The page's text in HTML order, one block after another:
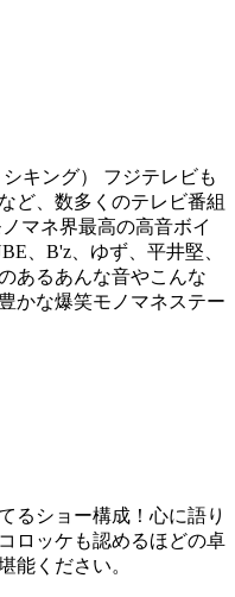
キング） フジテレビも
ど、数多くのテレビ番組
マネ界最高の高音ボイ
、B'z、ゆず、平井堅、
あるあんな音やこんな
かな爆笑モノマネステー
るショー構成！心に語り
ロッケも認めるほどの卓
能ください。